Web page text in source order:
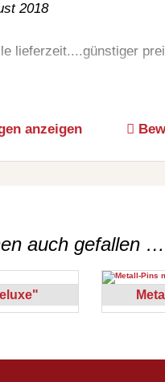
Maria B. - 7. August 2018
lieferzeit....günstiger
Buttons auch gleich
und top
anzeigen
auch gefallen …